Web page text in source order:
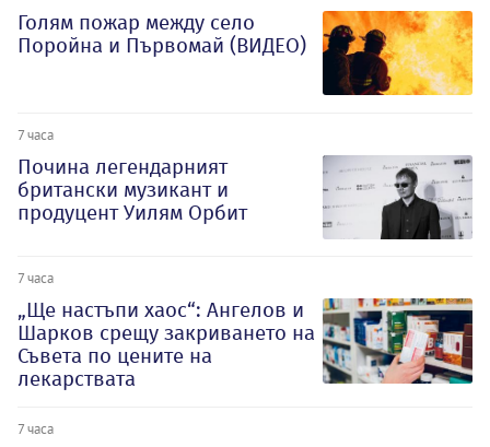
Голям пожар между село
Поройна и Първомай (ВИДЕО)
7 часа
Почина легендарният
британски музикант и
продуцент Уилям Орбит
7 часа
„Ще настъпи хаос“: Ангелов и
Шарков срещу закриването на
Съвета по цените на
лекарствата
7 часа